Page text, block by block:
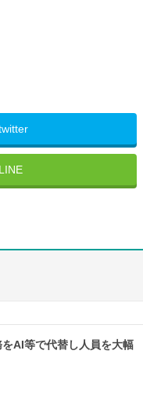
LINE
AI等で代替し人員を大幅